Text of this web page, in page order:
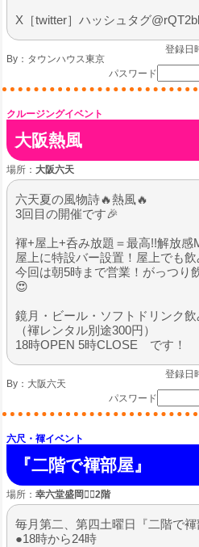
X［twitter］ハッシュタグ
登録日
By： タウンハウス東京
パスワード
クルージングイベント
大阪熱風
場所： 大阪六天
六天夏の風物詩🔥熱風🔥
3回目の開催です🎉
褌+屋上+呑み放題＝最高!!解放感
屋上に特設バー設置！屋上でも
今回は朝5時まで営業！がっつり
😍
鏡月・ビール・ソフトドリンク飲
（褌レンタル別途300円）
18時OPEN 5時CLOSE です！
登録日
By： 大阪六天
パスワード
六尺・褌イベント
『二階で褌部屋』
場所： 幸六堂盛岡🏳️‍🌈2階
毎月第二、第四土曜日『二階で
●18時から24時